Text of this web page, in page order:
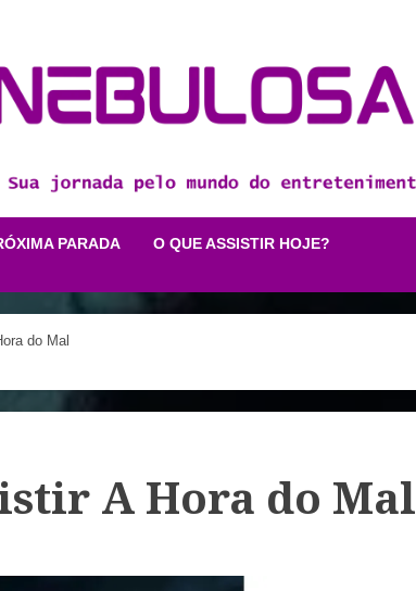
PARADA O QUE ASSISTIR HOJE?
do Mal
A Hora do Mal